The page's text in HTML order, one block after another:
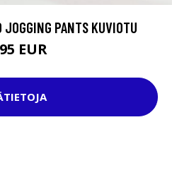
PANTS KUVIOTU
EUR